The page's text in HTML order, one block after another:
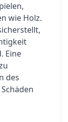
wie Holz.
Eine
des